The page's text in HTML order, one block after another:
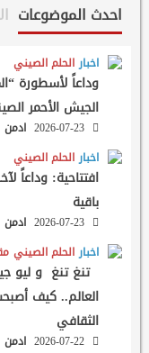
احدث الموضوعات
اخبار الحلم الصيني
وداعاً لأسطورة
الجيش الأحمر الصيني
ادمن
اخبار الحلم الصيني
افتتاحية: وداعاً
باقية
ادمن
اخبار الحلم الصيني
تنغ تنغ و ليو
العالم.. كيف
الثقافي
ادمن